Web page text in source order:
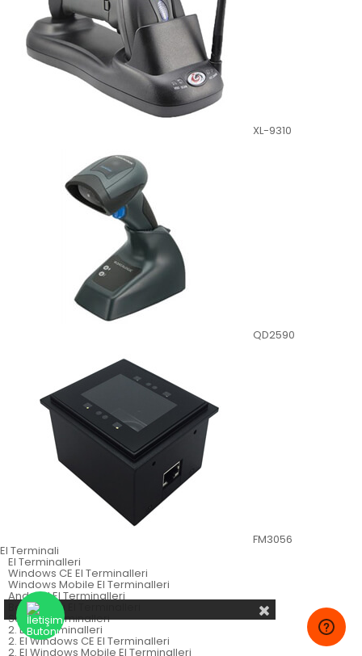
XL-9310
QD2590
FM3056
El Terminali
El Terminalleri
Windows CE El Terminalleri
Windows Mobile El Terminalleri
Android El Terminalleri
Batch Tarzı El Terminalleri
Sabit El Terminalleri
2. El El Terminalleri
2. El Windows CE El Terminalleri
2. El Windows Mobile El Terminalleri